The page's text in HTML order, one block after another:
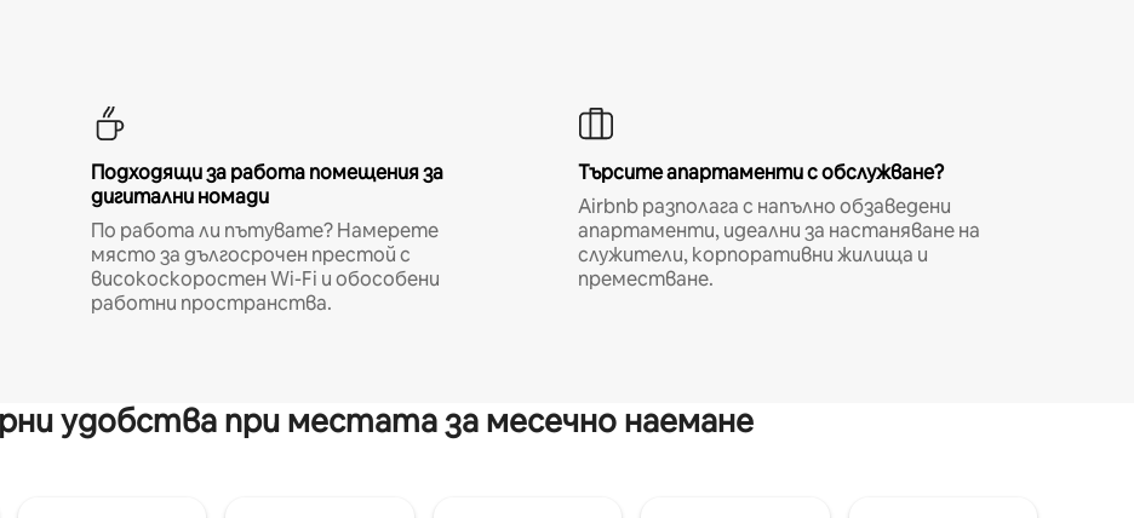
Подходящи за работа помещения за
дигитални номади
По работа ли пътувате? Намерете
място за дългосрочен престой с
високоскоростен Wi-Fi и обособени
работни пространства.
Търсите апартаменти с обслужване?
Airbnb разполага с напълно обзаведени
апартаменти, идеални за настаняване на
служители, корпоративни жилища и
преместване.
удобства при местата за месечно наемане